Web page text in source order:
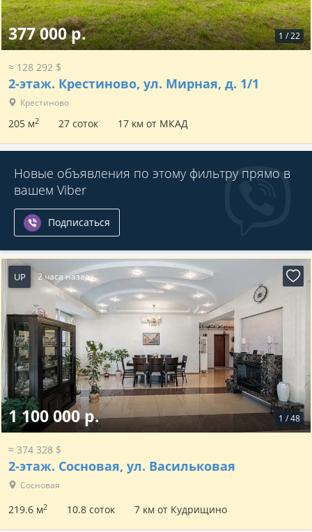
1 /22
377 000 р.
≈ 128 292 $
2-этаж. Крестиново, ул. Мирная, д. 1/1
Крестиново
205 м2 27 соток 17 км от МКАД
Новые объявления по этому фильтру прямо в
вашем Viber
Подписаться
UP 2 часа назад
1 /48
1 100 000 р.
≈ 374 328 $
2-этаж. Сосновая, ул. Васильковая
Сосновая
219.6 м2 10.8 соток 7 км от Кудрищино